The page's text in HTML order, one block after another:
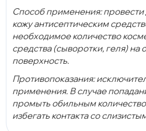
Способ применения:
кожу антисептическим
необходимое количество
средства (сыворотки, геля) на
поверхность.
Противопоказания:
применения. В случае
промыть обильным
избегать контакта со